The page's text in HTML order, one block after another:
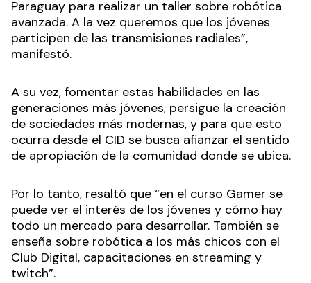
Paraguay para realizar un taller sobre robótica
avanzada. A la vez queremos que los jóvenes
participen de las transmisiones radiales”,
manifestó.
A su vez, fomentar estas habilidades en las
generaciones más jóvenes, persigue la creación
de sociedades más modernas, y para que esto
ocurra desde el CID se busca afianzar el sentido
de apropiación de la comunidad donde se ubica.
Por lo tanto, resaltó que “en el curso Gamer se
puede ver el interés de los jóvenes y cómo hay
todo un mercado para desarrollar. También se
enseña sobre robótica a los más chicos con el
Club Digital, capacitaciones en streaming y
twitch”.